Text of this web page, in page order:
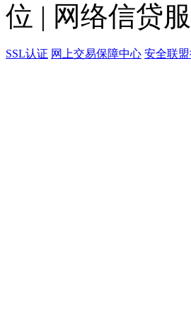
位 | 网络信贷
SSL认证 网上交易保障中心 安全联